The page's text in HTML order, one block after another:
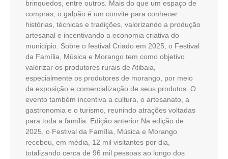
brinquedos, entre outros. Mais do que um espaço de
compras, o galpão é um convite para conhecer
histórias, técnicas e tradições, valorizando a produção
artesanal e incentivando a economia criativa do
município. Sobre o festival Criado em 2025, o Festival
da Família, Música e Morango tem como objetivo
valorizar os produtores rurais de Atibaia,
especialmente os produtores de morango, por meio
da exposição e comercialização de seus produtos. O
evento também incentiva a cultura, o artesanato, a
gastronomia e o turismo, reunindo atrações voltadas
para toda a família. Edição anterior Na edição de
2025, o Festival da Família, Música e Morango
recebeu, em média, 12 mil visitantes por dia,
totalizando cerca de 96 mil pessoas ao longo dos